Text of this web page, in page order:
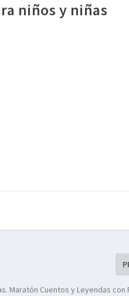
niños y niñas
Maratón Cuentos y Leyendas